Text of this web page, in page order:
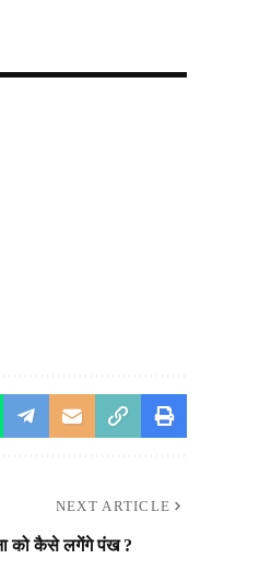
NEXT ARTICLE
को कैसे लगेंगे पंख ?